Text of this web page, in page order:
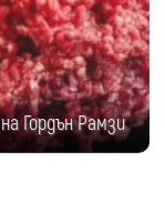
Гордън Рамзи